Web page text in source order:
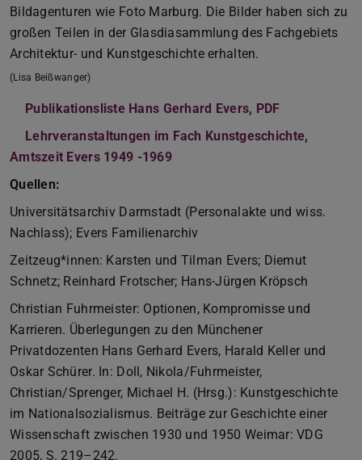
Bildagenturen wie Foto Marburg. Die Bilder haben sich zu
großen Teilen in der Glasdiasammlung des Fachgebiets
Architektur- und Kunstgeschichte erhalten.
(Lisa Beißwanger)
Publikationsliste Hans Gerhard Evers, PDF
Lehrveranstaltungen im Fach Kunstgeschichte,
Amtszeit Evers 1949 -1969(PDF-Datei)
(wird in neuem Tab geöffnet)
Quellen:
Universitätsarchiv Darmstadt (Personalakte und wiss.
Nachlass); Evers Familienarchiv
Zeitzeug*innen: Karsten und Tilman Evers; Diemut
Schnetz; Reinhard Frotscher; Hans-Jürgen Kröpsch
Christian Fuhrmeister: Optionen, Kompromisse und
Karrieren. Überlegungen zu den Münchener
Privatdozenten Hans Gerhard Evers, Harald Keller und
Oskar Schürer. In: Doll, Nikola/Fuhrmeister,
Christian/Sprenger, Michael H. (Hrsg.): Kunstgeschichte
im Nationalsozialismus. Beiträge zur Geschichte einer
Wissenschaft zwischen 1930 und 1950 Weimar: VDG
2005, S. 219–242.